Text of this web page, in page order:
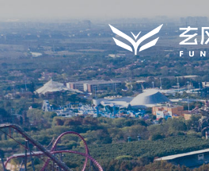
证
照
培
无
人
青